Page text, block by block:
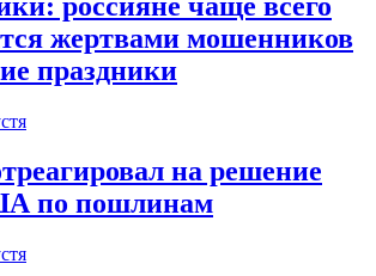
жертвами мошенников
праздники
на решение
по пошлинам